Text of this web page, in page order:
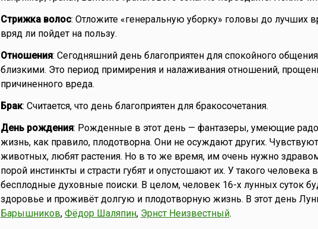
Стрижка волос: Отложите «генеральную уборку» головы до лучших
вряд ли пойдет на пользу.
Отношения: Сегодняшний день благоприятен для спокойного
близкими. Это период примирения и налаживания отношений,
причиненного вреда.
Брак: Считается, что день благоприятен для бракосочетания.
День рождения: Рожденные в этот день — фантазеры, умеющие
жизнь, как правило, плодотворна. Они не осуждают других.
животных, любят растения. Но в то же время, им очень нужно
порой инстинкты и страсти губят и опустошают их. У такого
бесплодные духовные поиски. В целом, человек 16-х лунных суток
здоровье и проживёт долгую и плодотворную жизнь. В этот день
Барышников, Фёдор Шаляпин, Эрнст Неизвестный.